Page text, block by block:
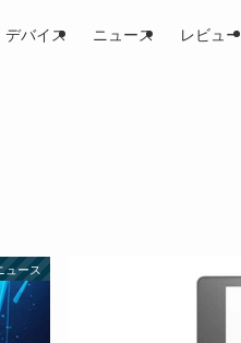
デバイス ニュース レビュー
ュース